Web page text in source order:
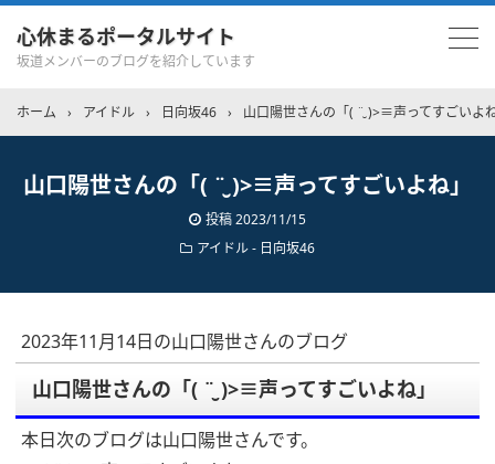
心休まるポータルサイト
坂道メンバーのブログを紹介しています
ホーム › アイドル › 日向坂46 › 山口陽世さんの「( ¨̮ )>≡声ってすごいよ
山口陽世さんの「( ¨̮ )>≡声ってすごいよね」
投稿2023/11/15
アイドル - 日向坂46
2023年11月14日の山口陽世さんのブログ
山口陽世さんの「( ¨̮ )>≡声ってすごいよね」
本日次のブログは山口陽世さんです。